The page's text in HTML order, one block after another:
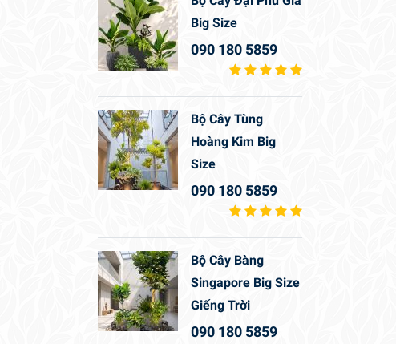
Big Size
090 180 5859
Bộ Cây Tùng
Hoàng Kim Big
Size
090 180 5859
Bộ Cây Bàng
Singapore Big Size
Giếng Trời
090 180 5859